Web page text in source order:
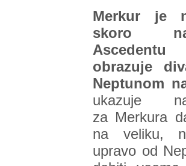
Merkur je
skoro
obrazuje
Neptunom
ukazuje
za Merkura
na veliku,
upravo od